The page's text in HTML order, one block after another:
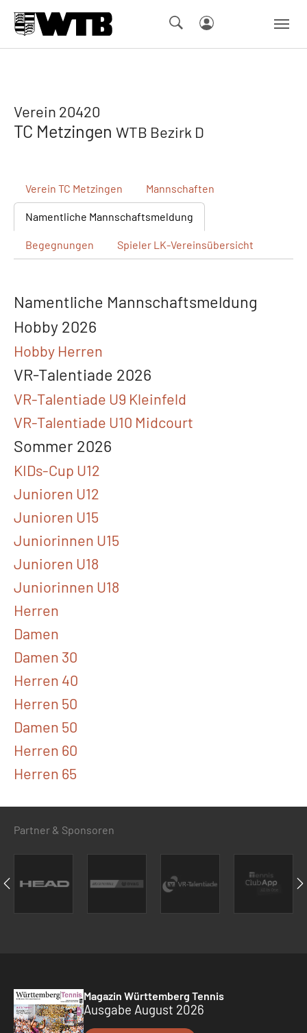
Verein 20420
TC Metzingen WTB Bezirk D
Verein TC Metzingen Mannschaften
Namentliche Mannschaftsmeldung
Begegnungen Spieler LK-Vereinsübersicht
Namentliche Mannschaftsmeldung
Hobby 2026
Hobby Herren
VR-Talentiade 2026
VR-Talentiade U9 Kleinfeld
VR-Talentiade U10 Midcourt
Sommer 2026
KIDs-Cup U12
Junioren U12
Junioren U15
Juniorinnen U15
Junioren U18
Juniorinnen U18
Herren
Damen
Damen 30
Herren 40
Herren 50
Damen 50
Herren 60
Herren 65
Partner & Sponsoren
Magazin Württemberg Tennis
Ausgabe August 2026